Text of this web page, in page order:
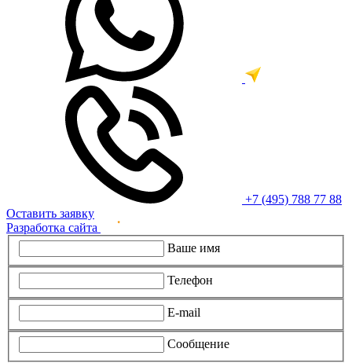
+7 (495) 788 77 88
Оставить заявку
Разработка сайта
Ваше имя
Телефон
E-mail
Сообщение